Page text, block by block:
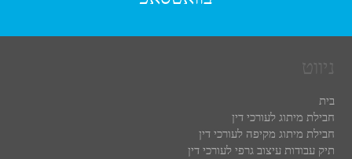
ניווט
בית
חבילת מיתוג לעורכי דין
חבילת מיתוג מקיפה לעורכי דין
תיק עבודות עיצוב גרפי לעורכי דין